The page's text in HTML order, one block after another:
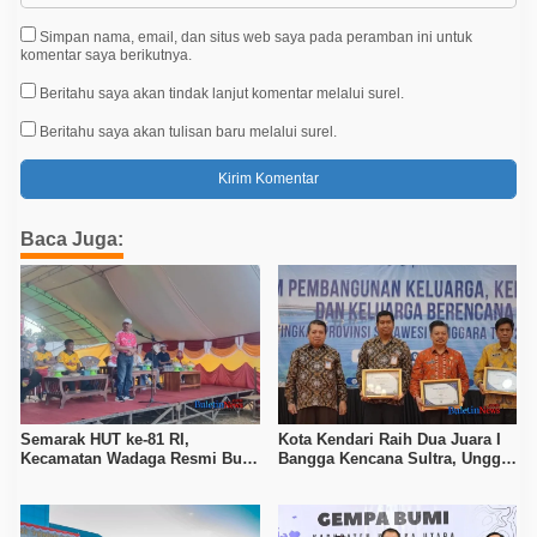
Simpan nama, email, dan situs web saya pada peramban ini untuk
komentar saya berikutnya.
Beritahu saya akan tindak lanjut komentar melalui surel.
Beritahu saya akan tulisan baru melalui surel.
Baca Juga:
Semarak HUT ke-81 RI,
Kecamatan Wadaga Resmi Buka
Kota Kendari Raih Dua Juara I
Bangga Kencana Sultra, Unggul